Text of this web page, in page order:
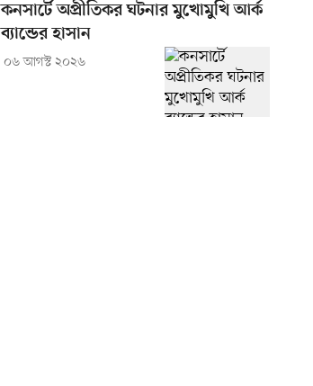
কনসার্টে অপ্রীতিকর ঘটনার মুখোমুখি আর্ক
ব্যান্ডের হাসান
০৬ আগস্ট ২০২৬